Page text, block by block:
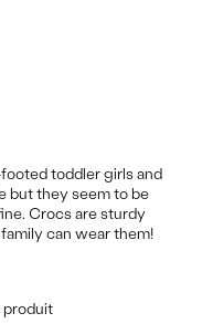
toddler girls and
but they seem to be
Crocs are sturdy
can wear them!
produit